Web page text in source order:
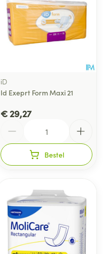
iD
Id Exeprt Form Maxi 21
€ 29,27
Bestel